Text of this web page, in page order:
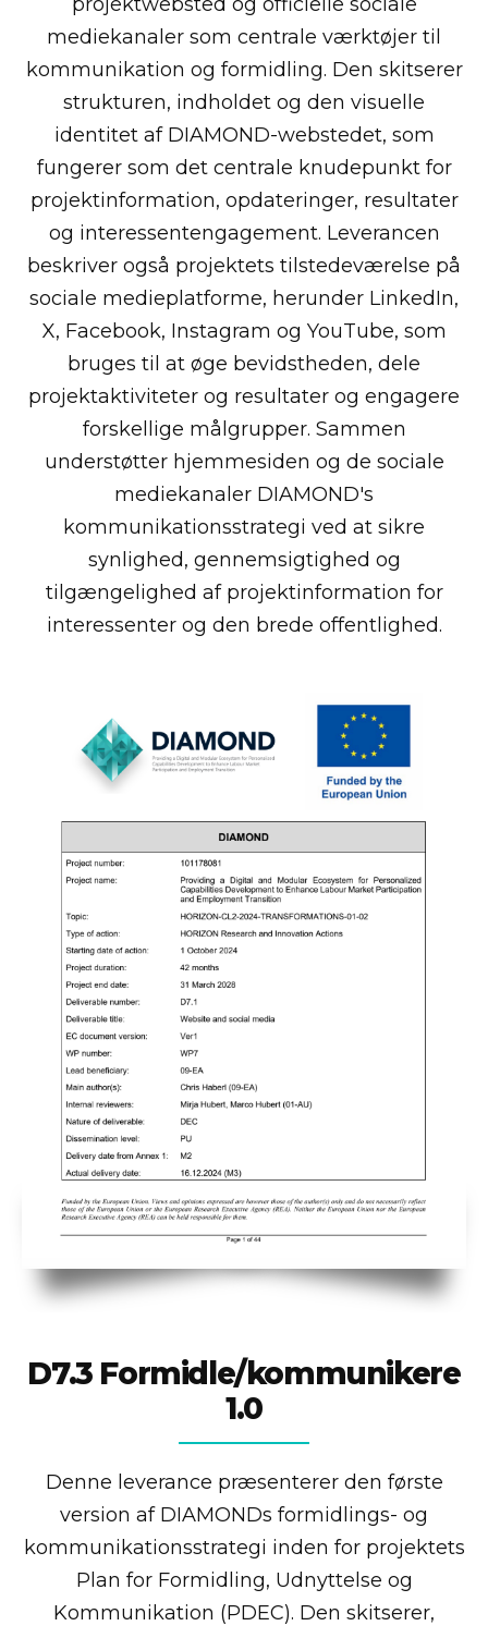
mediekanaler som centrale værktøjer til
kommunikation og formidling. Den skitserer
strukturen, indholdet og den visuelle
identitet af DIAMOND-webstedet, som
fungerer som det centrale knudepunkt for
projektinformation, opdateringer, resultater
og interessentengagement. Leverancen
beskriver også projektets tilstedeværelse på
sociale medieplatforme, herunder LinkedIn,
X, Facebook, Instagram og YouTube, som
bruges til at øge bevidstheden, dele
projektaktiviteter og resultater og engagere
forskellige målgrupper. Sammen
understøtter hjemmesiden og de sociale
mediekanaler DIAMOND's
kommunikationsstrategi ved at sikre
synlighed, gennemsigtighed og
tilgængelighed af projektinformation for
interessenter og den brede offentlighed.
D7.3 Formidle/kommunikere
1.0
Denne leverance præsenterer den første
version af DIAMONDs formidlings- og
kommunikationsstrategi inden for projektets
Plan for Formidling, Udnyttelse og
Kommunikation (PDEC). Den skitserer,